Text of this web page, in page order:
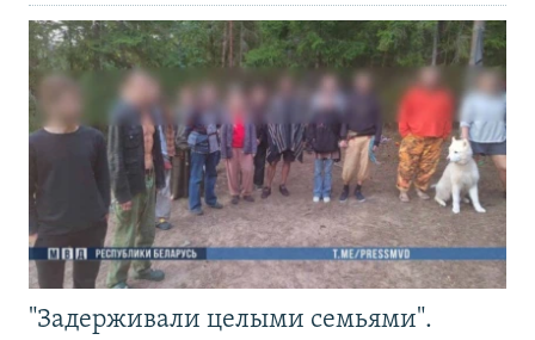
"Задерживали целыми семьями".